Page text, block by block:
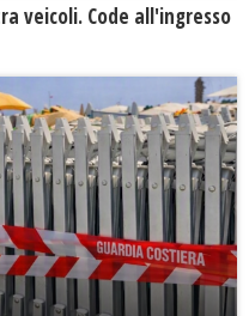
veicoli. Code all'ingresso